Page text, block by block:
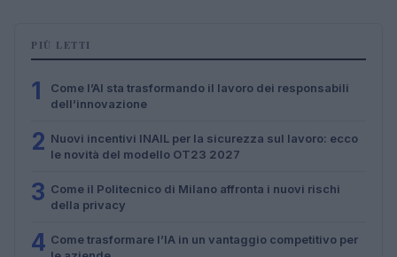
PIÙ LETTI
1
Come l’AI sta trasformando il lavoro dei responsabili
dell’innovazione
2 Nuovi incentivi INAIL per la sicurezza sul lavoro: ecco
le novità del modello OT23 2027
3 Come il Politecnico di Milano affronta i nuovi rischi
della privacy
4 Come trasformare l’IA in un vantaggio competitivo per